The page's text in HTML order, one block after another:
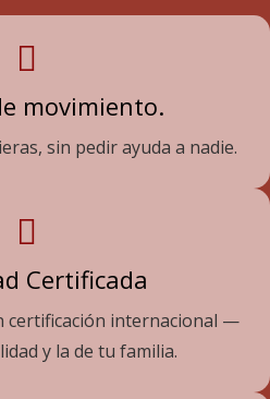
movimiento.
sin pedir ayuda a nadie.
Certificada
certificación internacional —
y la de tu familia.